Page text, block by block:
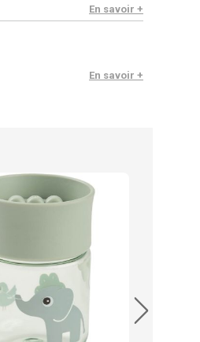
En savoir +
En savoir +